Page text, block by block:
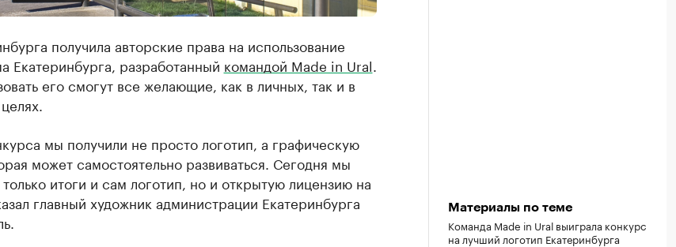
получила авторские права на использование
Екатеринбурга, разработанный командой Made in Ural
его смогут все желающие, как в личных, так и в
мы получили не просто логотип, а графическую
может самостоятельно развиваться. Сегодня мы
итоги и сам логотип, но и открытую лицензию на
главный художник администрации Екатеринбурга
Материалы по теме
Команда Made in Ural выиграла конкурс
на лучший логотип Екатеринбурга